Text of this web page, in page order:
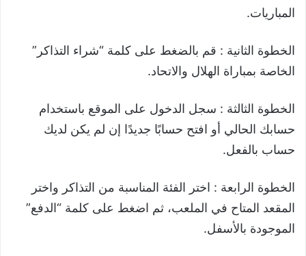
المباريات.
الخطوة الثانية : قم بالضغط على كلمة “شراء التذاكر”
الخاصة بمباراة الهلال والاتحاد.
الخطوة الثالثة : سجل الدخول على الموقع باستخدام
حسابك الحالي أو افتح حسابًا جديدًا إن لم يكن لديك
حساب بالفعل.
الخطوة الرابعة : اختر الفئة المناسبة من التذاكر واختر
المقعد المتاح في الملعب، ثم اضغط على كلمة “الدفع”
الموجودة بالأسفل.